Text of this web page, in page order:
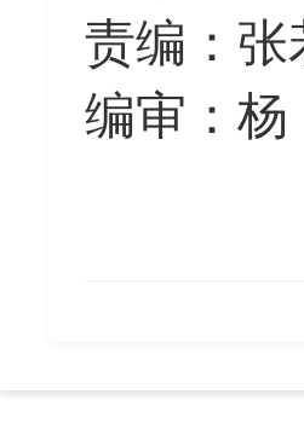
责编： 张
编审：杨